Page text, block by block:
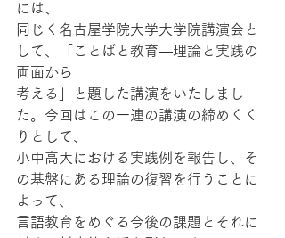
には、
同じく名古屋学院大学大学院講演会と
して、「ことばと教育—理論と実践の
両面から
考える」と題した講演をいたしまし
た。今回はこの一連の講演の締めくく
りとして、
小中高大における実践例を報告し、そ
の基盤にある理論の復習を行うことに
よって、
言語教育をめぐる今後の課題とそれに